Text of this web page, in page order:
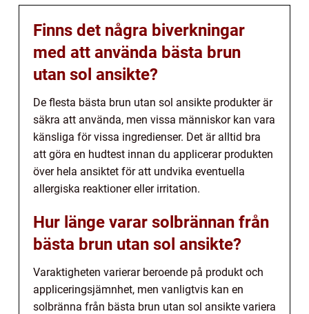
Finns det några biverkningar
med att använda bästa brun
utan sol ansikte?
De flesta bästa brun utan sol ansikte produkter är
säkra att använda, men vissa människor kan vara
känsliga för vissa ingredienser. Det är alltid bra
att göra en hudtest innan du applicerar produkten
över hela ansiktet för att undvika eventuella
allergiska reaktioner eller irritation.
Hur länge varar solbrännan från
bästa brun utan sol ansikte?
Varaktigheten varierar beroende på produkt och
appliceringsjämnhet, men vanligtvis kan en
solbränna från bästa brun utan sol ansikte variera